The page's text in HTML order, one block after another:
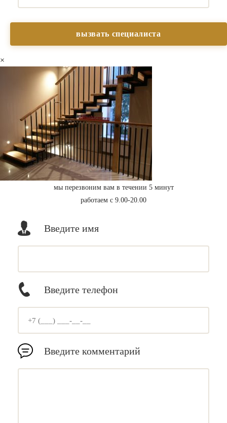
×
мы перезвоним вам в течении 5 минут
работаем с 9.00-20.00
Введите имя
Введите телефон
Введите комментарий